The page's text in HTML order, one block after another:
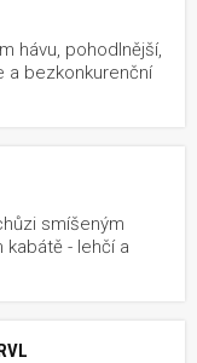
hávu, pohodlnější,
a bezkonkurenční
smíšeným
- lehčí a